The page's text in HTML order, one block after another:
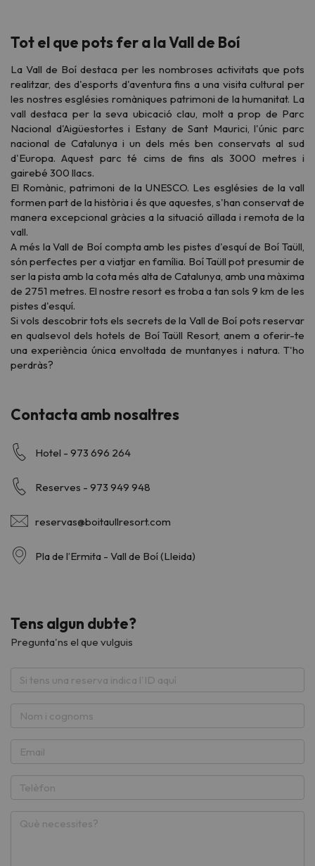
Tot el que pots fer a la Vall de Boí
La Vall de Boí destaca per les nombroses activitats que pots
realitzar, des d'esports d'aventura fins a una visita cultural per
les nostres esglésies romàniques patrimoni de la humanitat. La
vall destaca per la seva ubicació clau, molt a prop de Parc
Nacional d'Aigüestortes i Estany de Sant Maurici, l'únic parc
nacional de Catalunya i un dels més ben conservats al sud
d'Europa. Aquest parc té cims de fins als 3000 metres i
gairebé 300 llacs.
El Romànic, patrimoni de la UNESCO. Les esglésies de la vall
formen part de la història i és que aquestes, s'han conservat de
manera excepcional gràcies a la situació aïllada i remota de la
vall.
A més la Vall de Boí compta amb les pistes d'esquí de Boí Taüll,
són perfectes per a viatjar en família. Boí Taüll pot presumir de
ser la pista amb la cota més alta de Catalunya, amb una màxima
de 2751 metres. El nostre resort es troba a tan sols 9 km de les
pistes d'esquí.
Si vols descobrir tots els secrets de la Vall de Boí pots reservar
en qualsevol dels hotels de Boí Taüll Resort, anem a oferir-te
una experiència única envoltada de muntanyes i natura. T'ho
perdràs?
Contacta amb nosaltres
Hotel - 973 696 264
Reserves - 973 949 948
reservas@boitaullresort.com
Pla de l’Ermita - Vall de Boí (Lleida)
Tens algun dubte?
Pregunta'ns el que vulguis